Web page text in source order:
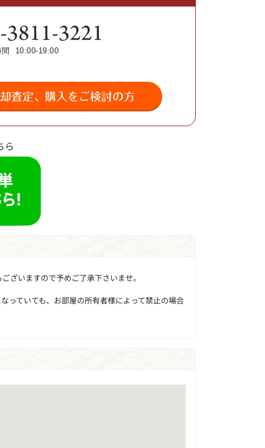
ら
ざいますので予めご了承下さいませ。
っていても、お部屋の所有者様によって禁止の場合